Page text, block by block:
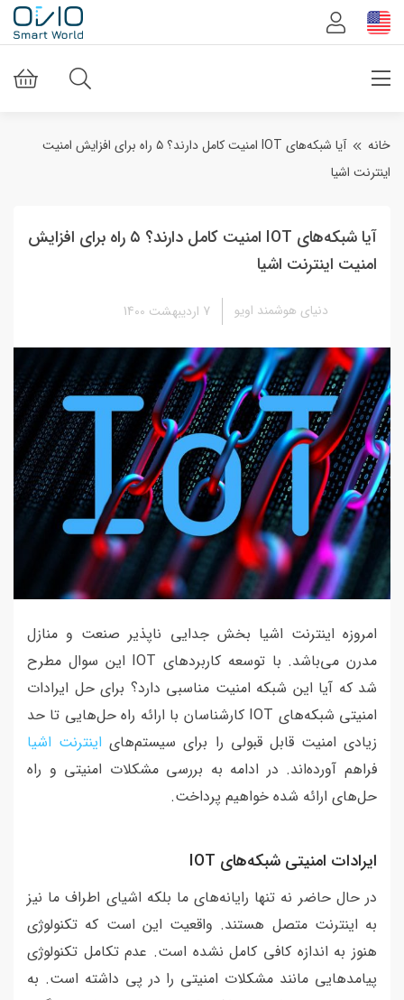
خانه
آیا شبکه‌های IOT امنیت کامل دارند؟ ۵ راه برای افزایش امنیت
اینترنت اشیا
آیا شبکه‌های IOT امنیت کامل دارند؟ ٥ راه برای افزایش
امنیت اینترنت اشیا
دنیای هوشمند اویو
امروزه اینترنت اشیا بخش جدایی ناپذیر صنعت و منازل
مدرن می‌باشد. با توسعه کاربردهای IOT این سوال مطرح
شد که آیا این شبکه امنیت مناسبی دارد؟ برای حل ایرادات
امنیتی شبکه‌های IOT کارشناسان با ارائه راه حل‌هایی تا حد
زیادی امنیت قابل قبولی را برای سیستم‌های اینترنت اشیا
فراهم آورده‌اند. در ادامه به بررسی مشکلات امنیتی و راه
حل‌های ارائه شده خواهیم پرداخت.
ایرادات امنیتی شبکه‌های IOT
در حال حاضر نه تنها رایانه‌های ما بلکه اشیای اطراف ما نیز
به اینترنت متصل هستند. واقعیت این است که تکنولوژی
هنوز به اندازه کافی کامل نشده است. عدم تکامل تکنولوژی
پیامدهایی مانند مشکلات امنیتی را در پی داشته است. به